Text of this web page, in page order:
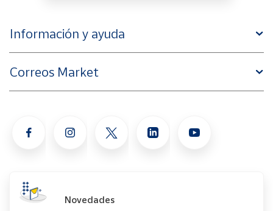
Información y ayuda
Correos Market
Novedades